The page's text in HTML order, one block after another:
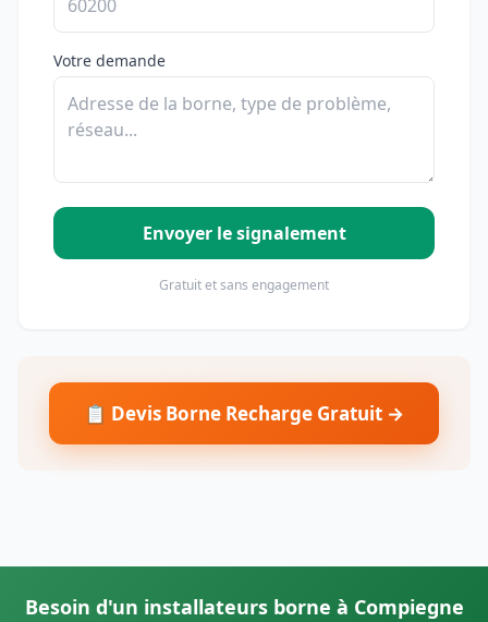
Votre demande
Envoyer le signalement
Gratuit et sans engagement
📋 Devis Borne Recharge Gratuit →
Besoin d'un installateurs borne à Compiegne